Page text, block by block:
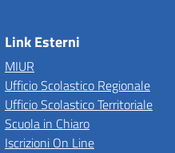
Link Esterni
MIUR
Ufficio Scolastico Regionale
Ufficio Scolastico Territoriale
Scuola in Chiaro
Iscrizioni On Line